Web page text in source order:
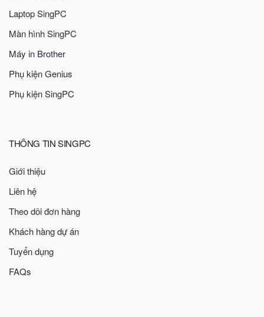
Laptop SingPC
Màn hình SingPC
Máy in Brother
Phụ kiện Genius
Phụ kiện SingPC
THÔNG TIN SINGPC
Giới thiệu
Liên hệ
Theo dõi đơn hàng
Khách hàng dự án
Tuyển dụng
FAQs